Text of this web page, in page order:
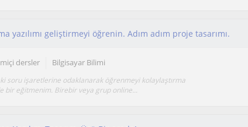
yazılımı geliştirmeyi öğrenin. Adım adım proje tasarımı.
dersler Bilgisayar Bilimi
soru işaretlerine odaklanarak öğrenmeyi kolaylaştırma
bir eğitmenim. Birebir veya grup online...